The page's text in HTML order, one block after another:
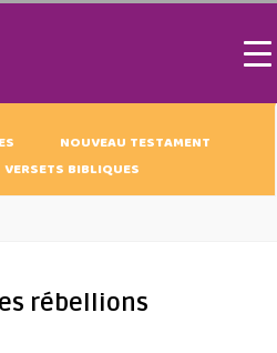
NOUVEAU TESTAMENT
VERSETS BIBLIQUES
rébellions